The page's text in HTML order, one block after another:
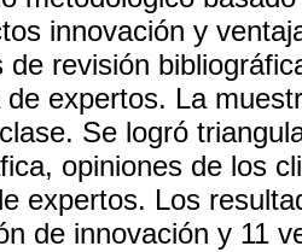
innovación y
de revisión
de expertos. La
Se logró
opiniones de los
expertos. Los
de innovación y 11